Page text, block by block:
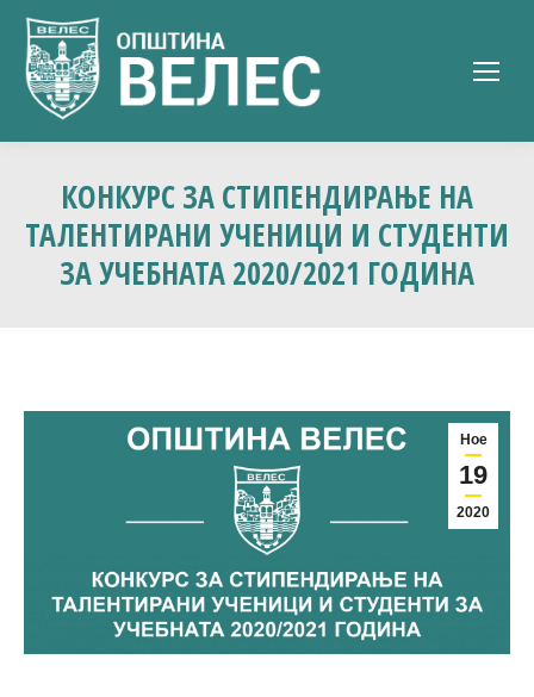
КОНКУРС ЗА СТИПЕНДИРАЊЕ НА
ТАЛЕНТИРАНИ УЧЕНИЦИ И СТУДЕНТИ
ЗА УЧЕБНАТА 2020/2021 ГОДИНА
Ное
19
2020